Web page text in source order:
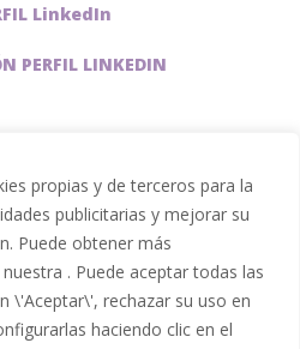
propias y de terceros para la
publicitarias y mejorar su
Puede obtener más
. Puede aceptar todas las
\'Aceptar\', rechazar su uso en
haciendo clic en el
LinkedIn
PERFIL LINKEDIN